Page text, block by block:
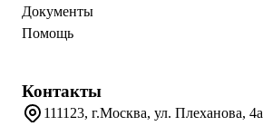
Документы
Помощь
Контакты
111123, г.Москва, ул. Плеханова, 4а